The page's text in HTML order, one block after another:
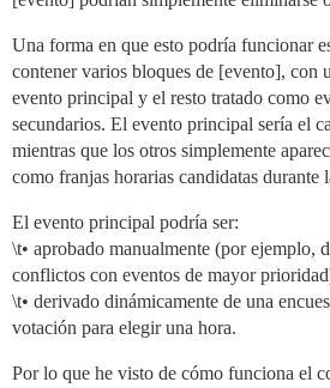
Una forma en que esto podría funcionar
contener varios bloques de [evento], con
evento principal y el resto tratado como
secundarios. El evento principal sería el
mientras que los otros simplemente
como franjas horarias candidatas durante
El evento principal podría ser:
\t• aprobado manualmente (por ejemplo,
conflictos con eventos de mayor
\t• derivado dinámicamente de una
votación para elegir una hora.
Por lo que he visto de cómo funciona el